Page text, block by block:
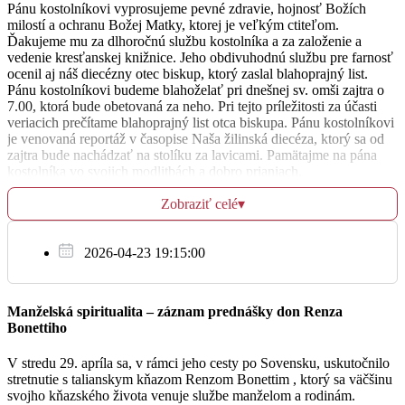
06:30
za + biskupov Eduarda Nécseya, Jána Pásztora,
Jána Chryzos toma Korca, Františka Tondru,
Dominika Tótha, Štefana Sečku a Rudolfa Baláža
17:30
za + Jána, Agnesu, Antona, Annu a starých rodičov
06:30
Milana, Máriu, Stanislava a Helenu
Pi
27.1.
Pánu kostolníkovi vyprosujeme pevné zdravie, hojnosť Božích
milostí a ochranu Božej Matky, ktorej je veľkým ctiteľom.
Ďakujeme mu za dlhoročnú službu kostolníka a za založenie a
vedenie kresťanskej knižnice. Jeho obdivuhodnú službu pre farnosť
ocenil aj náš diecézny otec biskup, ktorý zaslal blahoprajný list.
Pánu kostolníkovi budeme blahoželať pri dnešnej sv. omši zajtra o
7.00, ktorá bude obetovaná za neho. Pri tejto príležitosti za účasti
veriacich prečítame blahoprajný list otca biskupa. Pánu kostolníkovi
je venovaná reportáž v časopise Naša žilinská diecéza, ktorý sa od
zajtra bude nachádzať na stolíku za lavicami. Pamätajme na pána
kostolníka vo svojich modlitbách a dobro prianiach.
V liturgickom týždni budeme sláviť:
učiteľa Cirkvi;
vo štvrtok spomienku sv. Timoteja a Títa, biskupov;
v sobotu spomienku sv. Tomáša Akvinského, kňaza a učiteľa
Cirkvi;
Sv. omša v Streženiciach:bude v pondelok o 18.30.
Zobraziť celé▾
2026-04-23 19:15:00
Manželská spiritualita – záznam prednášky don Renza
Bonettiho
V stredu 29. apríla sa, v rámci jeho cesty po Sovensku, uskutočnilo
stretnutie s talianskym kňazom Renzom Bonettim , ktorý sa väčšinu
svojho kňazského života venuje službe manželom a rodinám.